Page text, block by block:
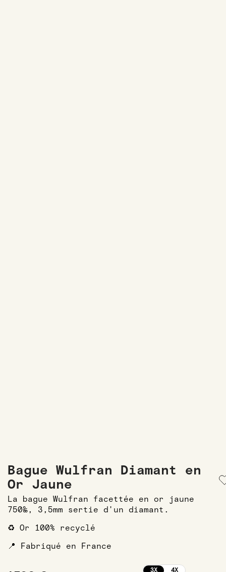
Bague Wulfran Diamant en
Or Jaune
La bague Wulfran facettée en or jaune
750‰, 3,5mm sertie d'un diamant.
♻️ Or 100% recyclé
📍 Fabriqué en France
3X 4X